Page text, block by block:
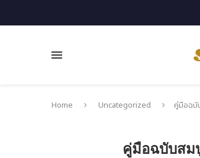
Home Uncategorized
คู่มือฉบั
คู่มือฉบับสม